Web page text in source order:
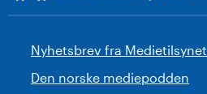
Nyhetsbrev fra Medietilsynet
Den norske mediepodden